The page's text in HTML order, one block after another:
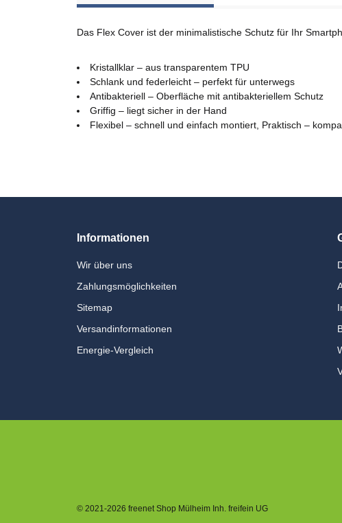
Das Flex Cover ist der minimalistische Schutz für Ihr
Kristallklar – aus transparentem TPU
Schlank und federleicht – perfekt für unterwegs
Antibakteriell – Oberfläche mit antibakteriellem Schutz
Griffig – liegt sicher in der Hand
Flexibel – schnell und einfach montiert, Praktisch –
Informationen
Wir über uns
Zahlungsmöglichkeiten
Sitemap
Versandinformationen
Energie-Vergleich
© 2021-2026 freenet Shop Mülheim Inh. freifein UG